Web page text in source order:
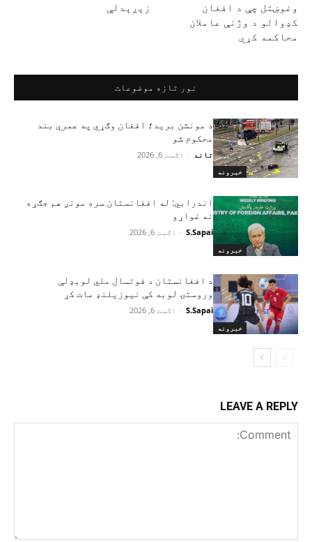
زېږېدلې
وغوښتل چې د افغان
کډوالو د وژنې عاملان
محاکمه کړي
نور تازه موضوعات
خبرونه
د مونشن برید؛ افغان وګړي په عمري بند
محکوم شو
تاند - اګست 6, 2026
خبرونه
اندرابي: له افغانستان سره مونږ هم جګړه
نه غواړو
S.Sapai
- اګست 6, 2026
خبرونه
د افغانستان د فوتسال ملي لوبډلې
وروستۍ لوبه کې نیوزیلنډ مات کړ
S.Sapai
- اګست 6, 2026
LEAVE A REPLY